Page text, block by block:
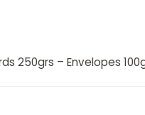
250grs – Envelopes